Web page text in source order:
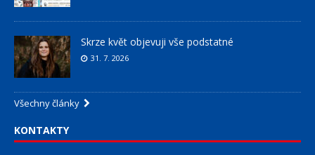
Skrze květ objevuji vše podstatné
31. 7. 2026
Všechny články
KONTAKTY